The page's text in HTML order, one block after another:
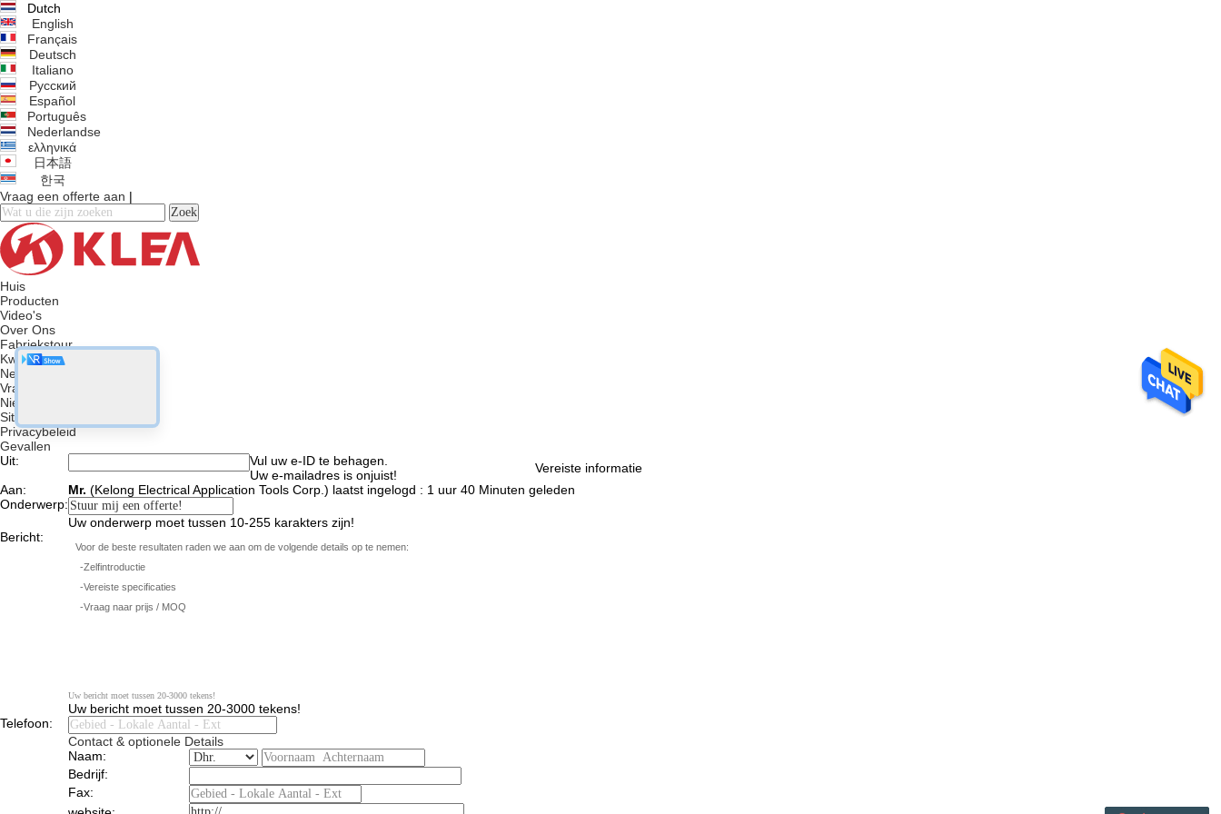
Dutch
English
Français
Deutsch
Italiano
Русский
Español
Português
Nederlandse
ελληνικά
日本語
한국
Vraag een offerte aan |
Zoek
Huis
Producten
Video's
Over Ons
Fabriekstour
Kwaliteitscontrole
Neem contact met ons op
Vraag een offerte aan
Nieuws
Sitemap
Privacybeleid
Gevallen
Uit:
email
Vul uw e-ID te behagen.
Uw e-mailadres is onjuist!
Vereiste informatie
Aan:
Mr. (Kelong Electrical Application Tools Corp. ) laatst ingelogd : 1 uur 40 Minuten geleden
Onderwerp:
subject
Uw onderwerp moet tussen 10-255 karakters zijn!
Bericht:
Uw bericht moet tussen 20-3000 tekens!
Uw bericht moet tussen 20-3000 tekens!
Telefoon:
Contact & optionele Details
Naam:
Bedrijf:
Fax: